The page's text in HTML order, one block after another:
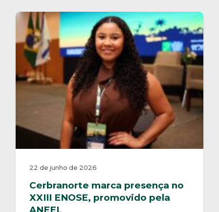
22 de junho de 2026
Cerbranorte marca presença no
XXIII ENOSE, promovido pela